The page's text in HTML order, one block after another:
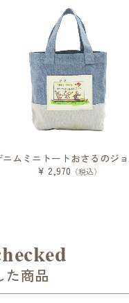
¥ 2,970 （税込）
た商品